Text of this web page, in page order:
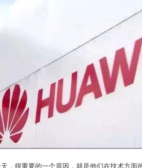
，很重要的一个原因，就是他们在技术方